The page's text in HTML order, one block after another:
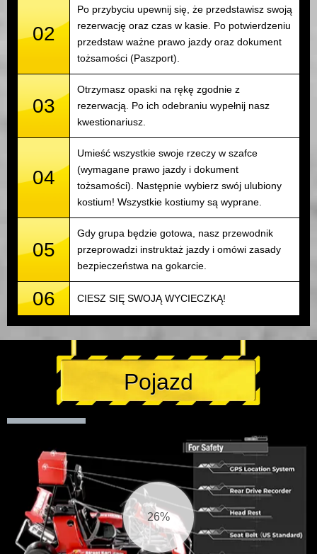
02
Po przybyciu upewnij się, że przedstawisz swoją
rezerwację oraz czas w kasie. Po potwierdzeniu
przedstaw ważne prawo jazdy oraz dokument
tożsamości (Paszport).
03
Otrzymasz opaski na rękę zgodnie z
rezerwacją. Po ich odebraniu wypełnij nasz
kwestionariusz.
04
Umieść wszystkie swoje rzeczy w szafce
(wymagane prawo jazdy i dokument
tożsamości). Następnie wybierz swój ulubiony
kostium! Wszystkie kostiumy są wyprane.
05
Gdy grupa będzie gotowa, nasz przewodnik
przeprowadzi instruktaż jazdy i omówi zasady
bezpieczeństwa na gokarcie.
06 CIESZ SIĘ SWOJĄ WYCIECZKĄ!
Pojazd
27%